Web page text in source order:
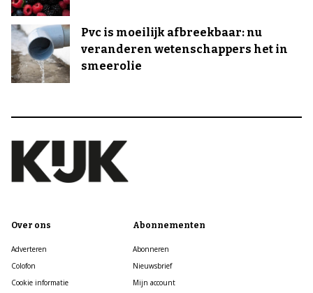
Pvc is moeilijk afbreekbaar: nu
veranderen wetenschappers het in
smeerolie
Over ons
Adverteren
Colofon
Cookie informatie
Abonnementen
Abonneren
Nieuwsbrief
Mijn account